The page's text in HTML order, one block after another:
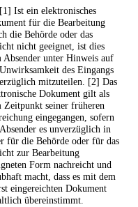
Ist ein elektronisches
für die Bearbeitung
die Behörde oder das
nicht geeignet, ist dies
Absender unter Hinweis auf
des Eingangs
mitzuteilen. [2] Das
Dokument gilt als
Zeitpunkt seiner früheren
eingegangen, sofern
es unverzüglich in
für die Behörde oder für das
zur Bearbeitung
Form nachreicht und
macht, dass es mit dem
eingereichten Dokument
übereinstimmt.